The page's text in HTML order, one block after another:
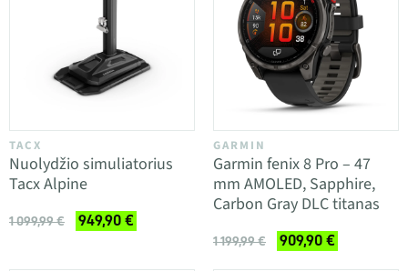
TACX
Nuolydžio simuliatorius
Tacx Alpine
1 099,99 € 949,90 €
GARMIN
Garmin fenix 8 Pro – 47
mm AMOLED, Sapphire,
Carbon Gray DLC titanas
1 199,99 € 909,90 €